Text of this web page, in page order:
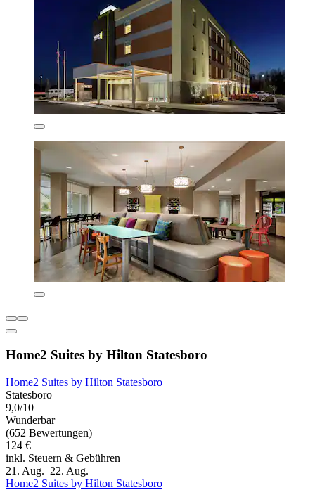
Home2 Suites by Hilton Statesboro
Home2 Suites by Hilton Statesboro
Statesboro
9,0/10
Wunderbar
(652 Bewertungen)
124 €
inkl. Steuern & Gebühren
21. Aug.–22. Aug.
Home2 Suites by Hilton Statesboro